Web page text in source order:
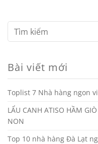
Bài viết mới
Toplist 7 Nhà hàng ngon
LẨU CANH ATISO HẦM
NON
Top 10 nhà hàng Đà Lạt